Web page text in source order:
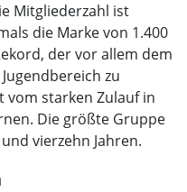
Mitgliederzahl ist
die Marke von 1.400
der vor allem dem
zu
vom starken Zulauf in
Die größte Gruppe
vierzehn Jahren.